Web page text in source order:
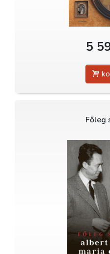
5
Főleg